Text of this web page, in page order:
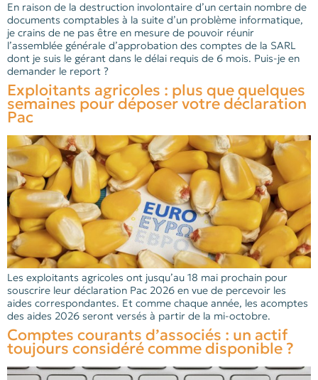
En raison de la destruction involontaire d’un certain nombre de
documents comptables à la suite d’un problème informatique,
je crains de ne pas être en mesure de pouvoir réunir
l’assemblée générale d’approbation des comptes de la SARL
dont je suis le gérant dans le délai requis de 6 mois. Puis-je en
demander le report ?
Exploitants agricoles : plus que quelques
semaines pour déposer votre déclaration
Pac
Les exploitants agricoles ont jusqu’au 18 mai prochain pour
souscrire leur déclaration Pac 2026 en vue de percevoir les
aides correspondantes. Et comme chaque année, les acomptes
des aides 2026 seront versés à partir de la mi-octobre.
Comptes courants d’associés : un actif
toujours considéré comme disponible ?